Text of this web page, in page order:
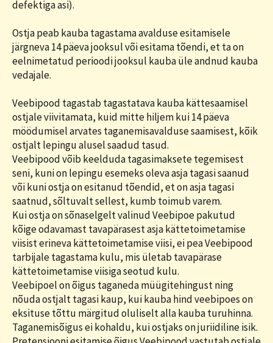
defektiga asi).
Ostja peab kauba tagastama avalduse esitamisele
järgneva 14 päeva jooksul või esitama tõendi, et ta on
eelnimetatud perioodi jooksul kauba üle andnud kauba
vedajale.
Veebipood tagastab tagastatava kauba kättesaamisel
ostjale viivitamata, kuid mitte hiljem kui 14 päeva
möödumisel arvates taganemisavalduse saamisest, kõik
ostjalt lepingu alusel saadud tasud.
Veebipood võib keelduda tagasimaksete tegemisest
seni, kuni on lepingu esemeks oleva asja tagasi saanud
või kuni ostja on esitanud tõendid, et on asja tagasi
saatnud, sõltuvalt sellest, kumb toimub varem.
Kui ostja on sõnaselgelt valinud Veebipoe pakutud
kõige odavamast tavapärasest asja kättetoimetamise
viisist erineva kättetoimetamise viisi, ei pea Veebipood
tarbijale tagastama kulu, mis ületab tavapärase
kättetoimetamise viisiga seotud kulu.
Veebipoel on õigus taganeda müügitehingust ning
nõuda ostjalt tagasi kaup, kui kauba hind veebipoes on
eksituse tõttu märgitud oluliselt alla kauba turuhinna.
Taganemisõigus ei kohaldu, kui ostjaks on juriidiline isik.